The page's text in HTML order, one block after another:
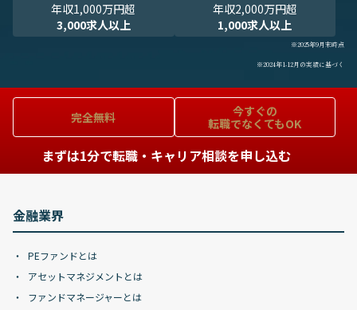
年収1,000万円超
3,000求人以上
年収2,000万円超
1,000求人以上
※2025年9月末時点
※2024年1-12月の実績に基づく
完全無料
今すぐの
転職でなくてもOK
まずは1分で転職・キャリア相談を申し込む
金融業界
PEファンドとは
アセットマネジメントとは
ファンドマネージャーとは